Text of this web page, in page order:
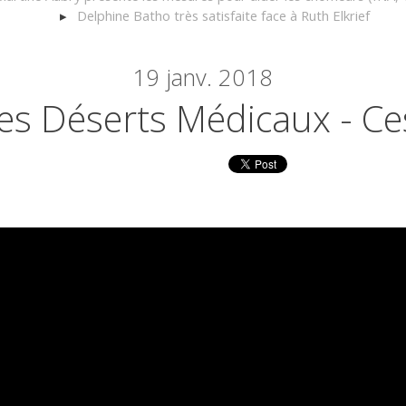
Delphine Batho très satisfaite face à Ruth Elkrief
19 janv. 2018
Déserts Médicaux -